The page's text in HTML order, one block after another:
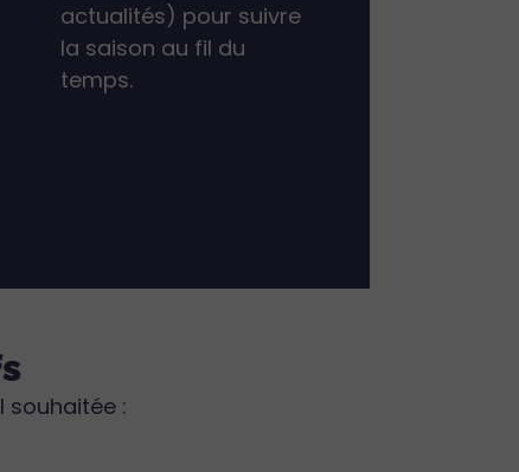
actualités) pour suivre
la saison au fil du
temps.
souhaitée :